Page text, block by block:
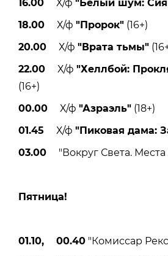
16.00 Х/ф "Белый шум:
18.00 Х/ф "Пророк" (16+)
20.00 Х/ф "Врата тьмы"
22.00 Х/ф "Хеллбой:
(16+)
00.00 Х/ф "Азраэль" (18+)
01.45 Х/ф "Пиковая дама:
03.00 "Вокруг Света. Места
Пятницa!
01.10, 00.40 "Комиссар